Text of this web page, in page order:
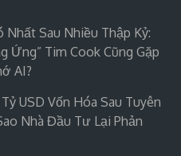
Sau Nhiều Thập Kỷ:
Ứng” Tim Cook Cũng Gặp
AI?
USD Vốn Hóa Sau Tuyên
Nhà Đầu Tư Lại Phản